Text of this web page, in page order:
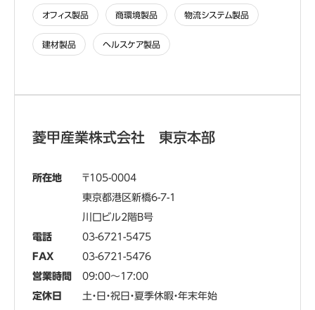
オフィス製品 商環境製品 物流システム製品
建材製品 ヘルスケア製品
菱甲産業株式会社 東京本部
所在地
105-0004
東京都港区新橋6-7-1
川口ビル2階B号
電話
03-6721-5475
FAX
03-6721-5476
営業時間
09:00～17:00
定休日
土・日・祝日・夏季休暇・年末年始